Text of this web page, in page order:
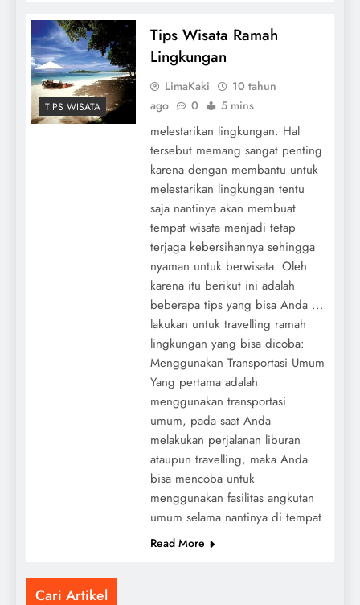
TIPS WISATA
Tips Wisata Ramah
Lingkungan
LimaKaki
10 tahun
ago
0 5 mins
melestarikan lingkungan. Hal
tersebut memang sangat penting
karena dengan membantu untuk
melestarikan lingkungan tentu
saja nantinya akan membuat
tempat wisata menjadi tetap
terjaga kebersihannya sehingga
nyaman untuk berwisata. Oleh
karena itu berikut ini adalah
beberapa tips yang bisa Anda ...
lakukan untuk travelling ramah
lingkungan yang bisa dicoba:
Menggunakan Transportasi Umum
Yang pertama adalah
menggunakan transportasi
umum, pada saat Anda
melakukan perjalanan liburan
ataupun travelling, maka Anda
bisa mencoba untuk
menggunakan fasilitas angkutan
umum selama nantinya di tempat
Read More
Cari Artikel